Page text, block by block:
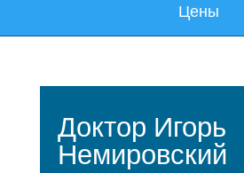
Цены
Доктор Игорь
Немировский